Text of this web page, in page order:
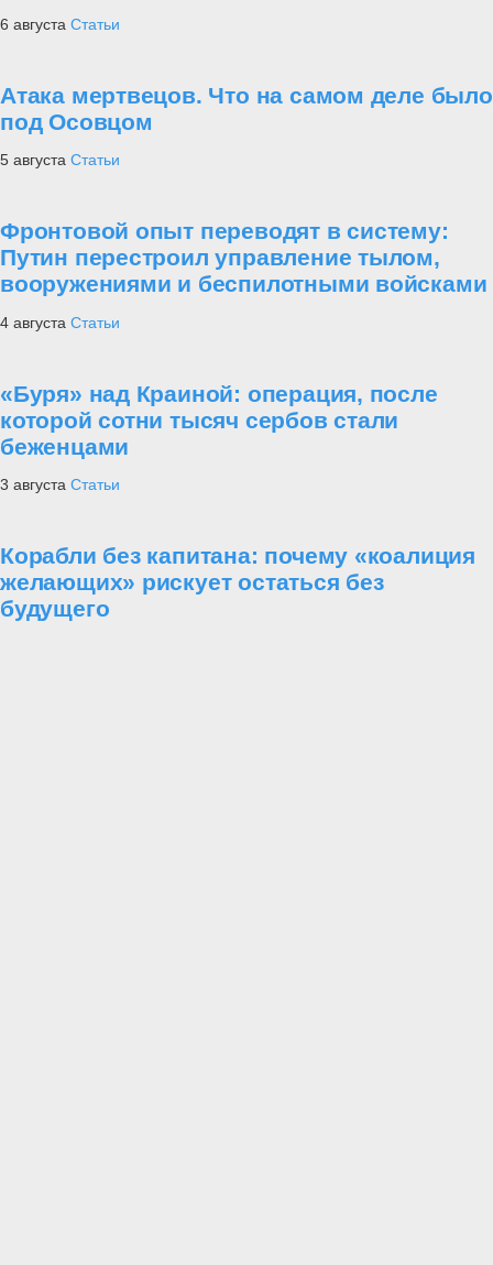
6 августа Статьи
Атака мертвецов. Что на самом деле было
под Осовцом
5 августа Статьи
Фронтовой опыт переводят в систему:
Путин перестроил управление тылом,
вооружениями и беспилотными войсками
4 августа Статьи
«Буря» над Краиной: операция, после
которой сотни тысяч сербов стали
беженцами
3 августа Статьи
Корабли без капитана: почему «коалиция
желающих» рискует остаться без
будущего